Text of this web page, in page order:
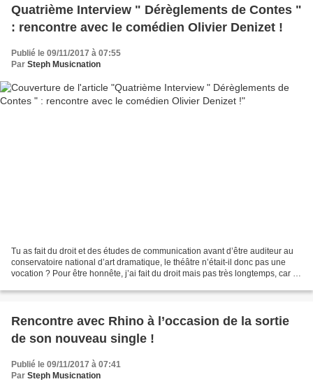
Quatrième Interview " Dérèglements de Contes "
: rencontre avec le comédien Olivier Denizet !
Publié le 09/11/2017 à 07:55
Par Steph Musicnation
Tu as fait du droit et des études de communication avant d’être auditeur au
conservatoire national d’art dramatique, le théâtre n’était-il donc pas une
vocation ? Pour être honnête, j’ai fait du droit mais pas très longtemps, car je
Rencontre avec Rhino à l’occasion de la sortie
de son nouveau single !
Publié le 09/11/2017 à 07:41
Par Steph Musicnation